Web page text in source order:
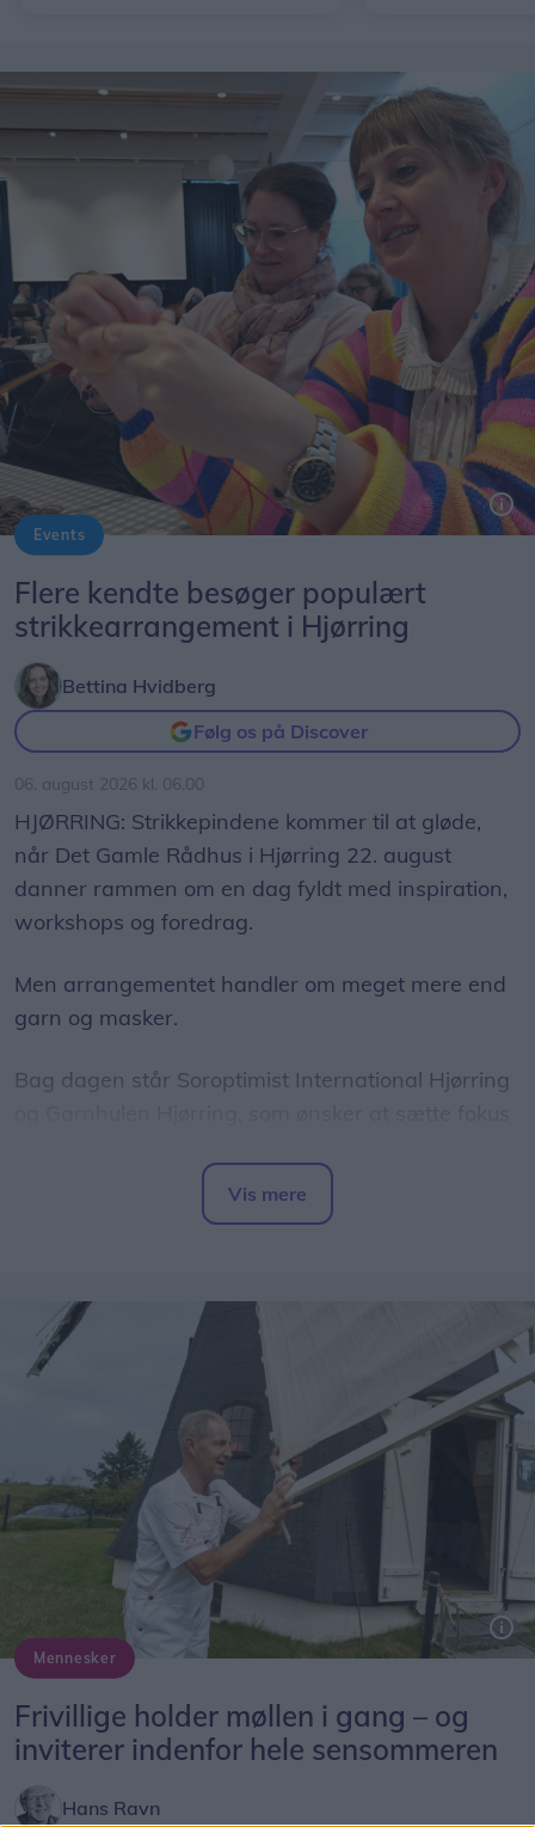
Events
Flere kendte besøger populært
strikkearrangement i Hjørring
Bettina Hvidberg
Følg os på Discover
06. august 2026 kl. 06.00
HJØRRING: Strikkepindene kommer til at gløde,
når Det Gamle Rådhus i Hjørring 22. august
danner rammen om en dag fyldt med inspiration,
workshops og foredrag.
Men arrangementet handler om meget mere end
garn og masker.
Bag dagen står Soroptimist International Hjørring
til at styrke den mentale sundhed og skabe nye
For mange er det en måde at finde ro, møde
andre mennesker og være en del af et fællesskab,
lyder tanken bag arrangementet.
Masser af inspiration
Dagen byder på besøg af flere kendte navne fra
strikkeuniverset.
YouTube-duoen Garn og Glimmer fortæller om
deres passion for strik og om, hvorfor kreativitet,
venskaber og mental trivsel hænger tæt sammen.
Den Vandrende Strikker, Kasper Thomsen, tager
publikum med tilbage i historien og fortæller om en
strikkede side om side.
Vis mere
Mennesker
Frivillige holder møllen i gang – og
inviterer indenfor hele sensommeren
Hans Ravn